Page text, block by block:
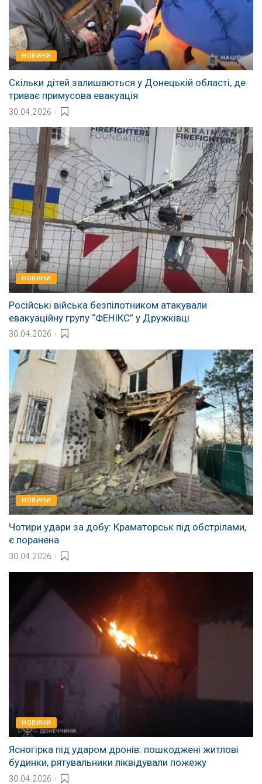
НОВИНИ
Скільки дітей залишаються у Донецькій області, де
триває примусова евакуація
30.04.2026
НОВИНИ
Російські війська безпілотником атакували
евакуаційну групу “ФЕНІКС” у Дружківці
30.04.2026
НОВИНИ
Чотири удари за добу: Краматорськ під обстрілами,
є поранена
30.04.2026
НОВИНИ
Ясногірка під ударом дронів: пошкоджені житлові
будинки, рятувальники ліквідували пожежу
30.04.2026